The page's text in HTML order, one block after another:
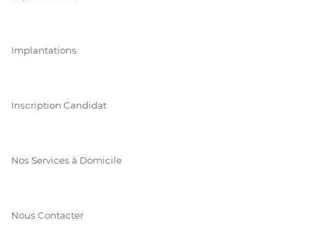
Implantations
Inscription Candidat
Nos Services à Domicile
Nous Contacter